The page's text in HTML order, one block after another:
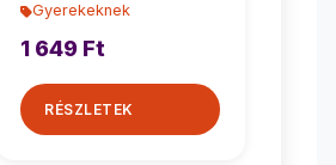
Gyerekeknek
1 649 Ft
RÉSZLETEK